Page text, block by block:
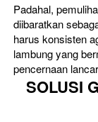
Padahal,
diibaratkan
harus konsisten
lambung yang
pencernaan
SOLUSI